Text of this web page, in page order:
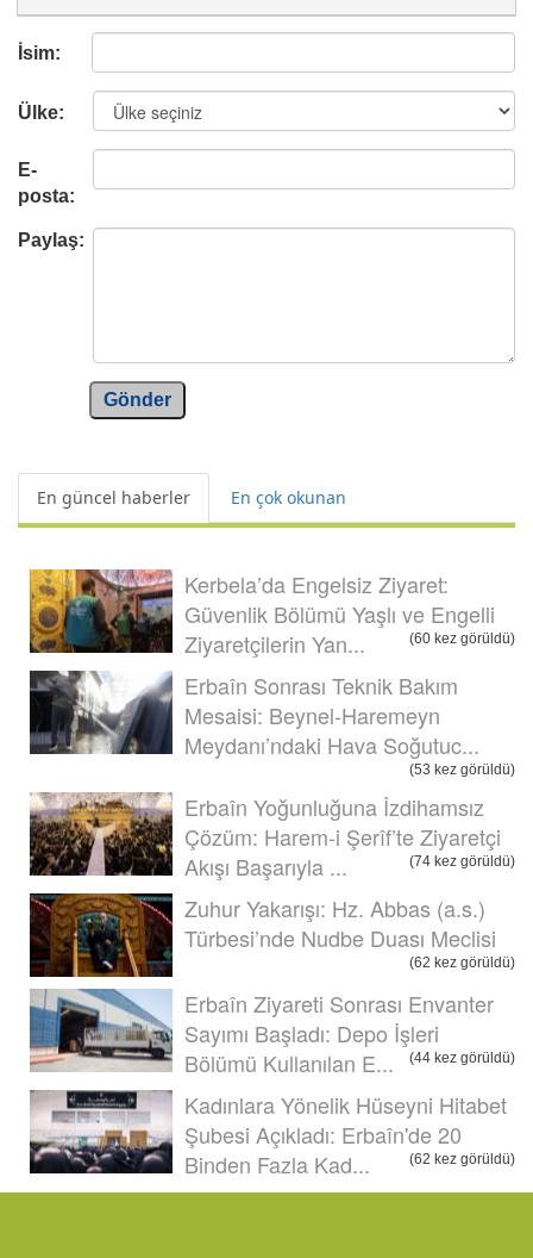
İsim:
Ülke:
E-
posta:
Paylaş:
Gönder
En güncel haberler En çok okunan
Kerbela’da Engelsiz Ziyaret:
Güvenlik Bölümü Yaşlı ve Engelli
Ziyaretçilerin Yan...
(60 kez görüldü)
Erbaîn Sonrası Teknik Bakım
Mesaisi: Beynel-Haremeyn
Meydanı’ndaki Hava Soğutuc...
(53 kez görüldü)
Erbaîn Yoğunluğuna İzdihamsız
Çözüm: Harem-i Şerîf’te Ziyaretçi
Akışı Başarıyla ...
(74 kez görüldü)
Zuhur Yakarışı: Hz. Abbas (a.s.)
Türbesi’nde Nudbe Duası Meclisi
(62 kez görüldü)
Erbaîn Ziyareti Sonrası Envanter
Sayımı Başladı: Depo İşleri
Bölümü Kullanılan E...
(44 kez görüldü)
Kadınlara Yönelik Hüseyni Hitabet
Şubesi Açıkladı: Erbaîn'de 20
Binden Fazla Kad...
(62 kez görüldü)